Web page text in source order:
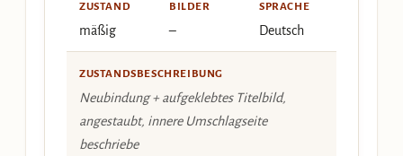
ZUSTAND
mäßig
BILDER
–
SPRACHE
Deutsch
ZUSTANDSBESCHREIBUNG
Neubindung + aufgeklebtes Titelbild,
angestaubt, innere Umschlagseite
beschriebe